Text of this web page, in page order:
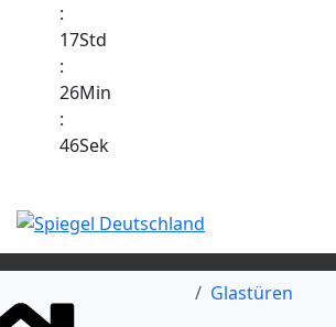
:
17Std
:
26Min
:
46Sek
Glastüren